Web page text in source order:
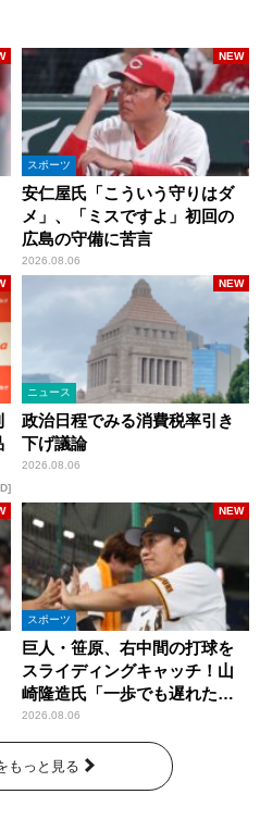
スポーツ
安仁屋氏「こういう守りはダ
メ」、「ミスですよ」初回の
広島の守備に苦言
2026.08.06
NEW
ニュース
政治日程でみる消費税率引き
下げ議論
2026.08.06
NEW
スポーツ
巨人・笹原、右中間の打球を
スライディングキャッチ！山
崎隆造氏「一歩でも遅れた
ら…」
2026.08.06
NEW
もっと見る